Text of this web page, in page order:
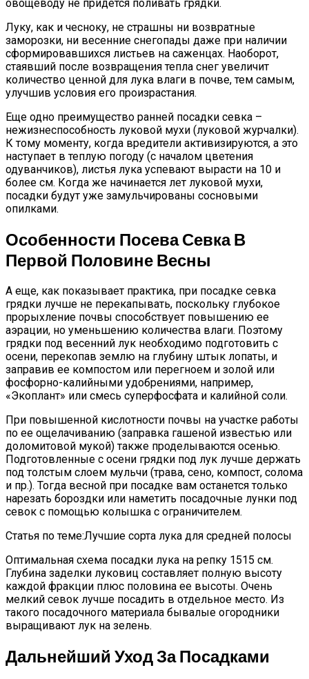
овощеводу не придется поливать грядки.
Луку, как и чесноку, не страшны ни возвратные
заморозки, ни весенние снегопады даже при наличии
сформировавшихся листьев на саженцах. Наоборот,
стаявший после возвращения тепла снег увеличит
количество ценной для лука влаги в почве, тем самым,
улучшив условия его произрастания.
Еще одно преимущество ранней посадки севка –
нежизнеспособность луковой мухи (луковой журчалки).
К тому моменту, когда вредители активизируются, а это
наступает в теплую погоду (с началом цветения
одуванчиков), листья лука успевают вырасти на 10 и
более см. Когда же начинается лет луковой мухи,
посадки будут уже замульчированы сосновыми
опилками.
Особенности Посева Севка В
Первой Половине Весны
А еще, как показывает практика, при посадке севка
грядки лучше не перекапывать, поскольку глубокое
прорыхление почвы способствует повышению ее
аэрации, но уменьшению количества влаги. Поэтому
грядки под весенний лук необходимо подготовить с
осени, перекопав землю на глубину штык лопаты, и
заправив ее компостом или перегноем и золой или
фосфорно-калийными удобрениями, например,
«Экоплант» или смесь суперфосфата и калийной соли.
При повышенной кислотности почвы на участке работы
по ее ощелачиванию (заправка гашеной известью или
доломитовой мукой) также проделываются осенью.
Подготовленные с осени грядки под лук лучше держать
под толстым слоем мульчи (трава, сено, компост, солома
и пр.). Тогда весной при посадке вам останется только
нарезать бороздки или наметить посадочные лунки под
севок с помощью колышка с ограничителем.
Статья по теме:Лучшие сорта лука для средней полосы
Оптимальная схема посадки лука на репку 1515 см.
Глубина заделки луковиц составляет полную высоту
каждой фракции плюс половина ее высоты. Очень
мелкий севок лучше посадить в отдельное место. Из
такого посадочного материала бывалые огородники
выращивают лук на зелень.
Дальнейший Уход За Посадками